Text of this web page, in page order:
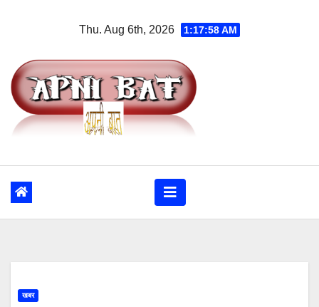
Thu. Aug 6th, 2026 1:17:58 AM
खबर